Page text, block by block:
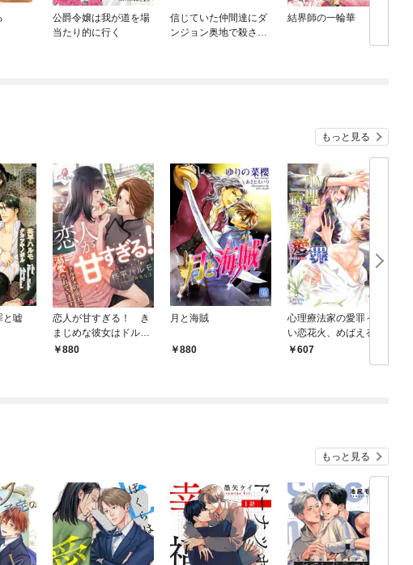
公爵令嬢は我が道を場
当たり的に行く
信じていた仲間達にダ
ンジョン奥地で殺され
結界師の一輪華
もっと見る
と嘘
恋人が甘すぎる！ き
まじめな彼女はドルチ
ェの帝王に溺愛されて
880
月と海賊
880
心理療法家の愛罪～遠
い恋花火、めばえる渇
恋～607
もっと見る